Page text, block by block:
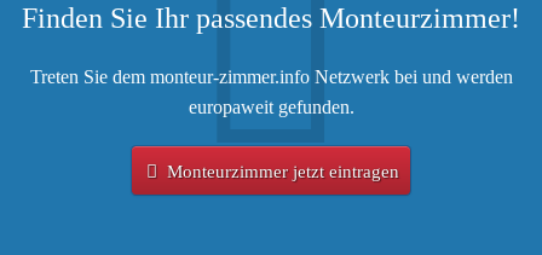
Finden Sie Ihr passendes Monteurzimmer!
Treten Sie dem monteur-zimmer.info Netzwerk bei und werden
europaweit gefunden.
Monteurzimmer jetzt eintragen